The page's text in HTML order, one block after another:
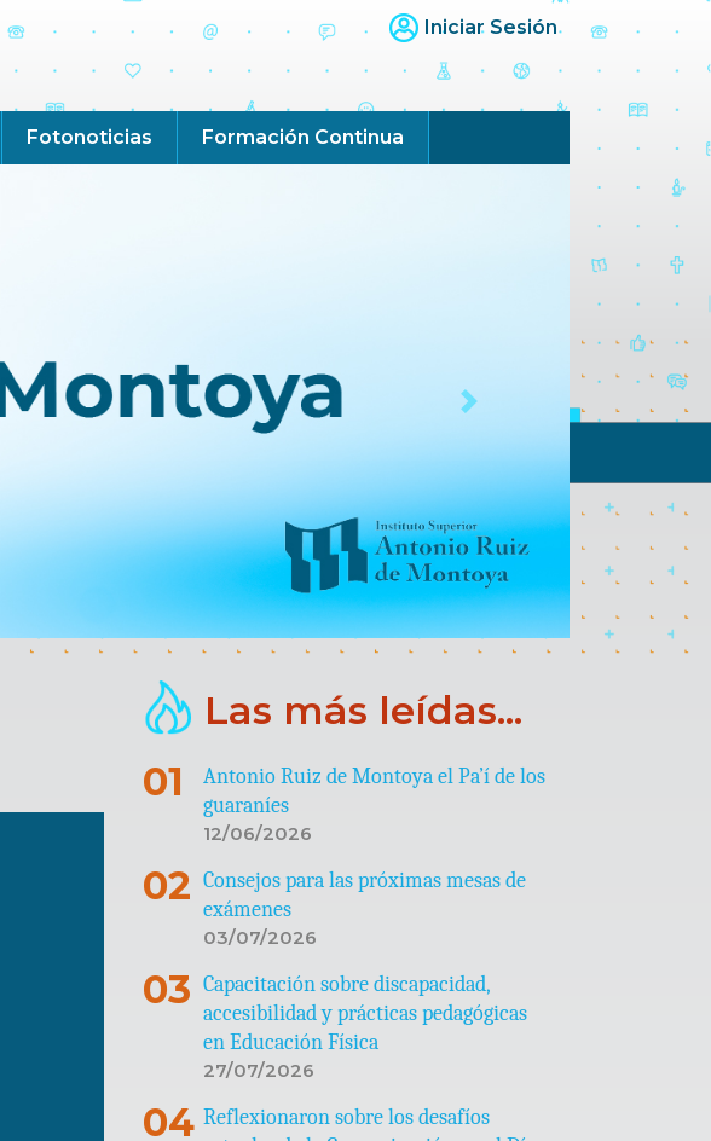
Iniciar Sesión
Fotonoticias Formación Continua
Next
Las más leídas...
Antonio Ruiz de Montoya el Pa’í de los
guaraníes
12/06/2026
Consejos para las próximas mesas de
exámenes
03/07/2026
Capacitación sobre discapacidad,
accesibilidad y prácticas pedagógicas
en Educación Física
27/07/2026
Reflexionaron sobre los desafíos